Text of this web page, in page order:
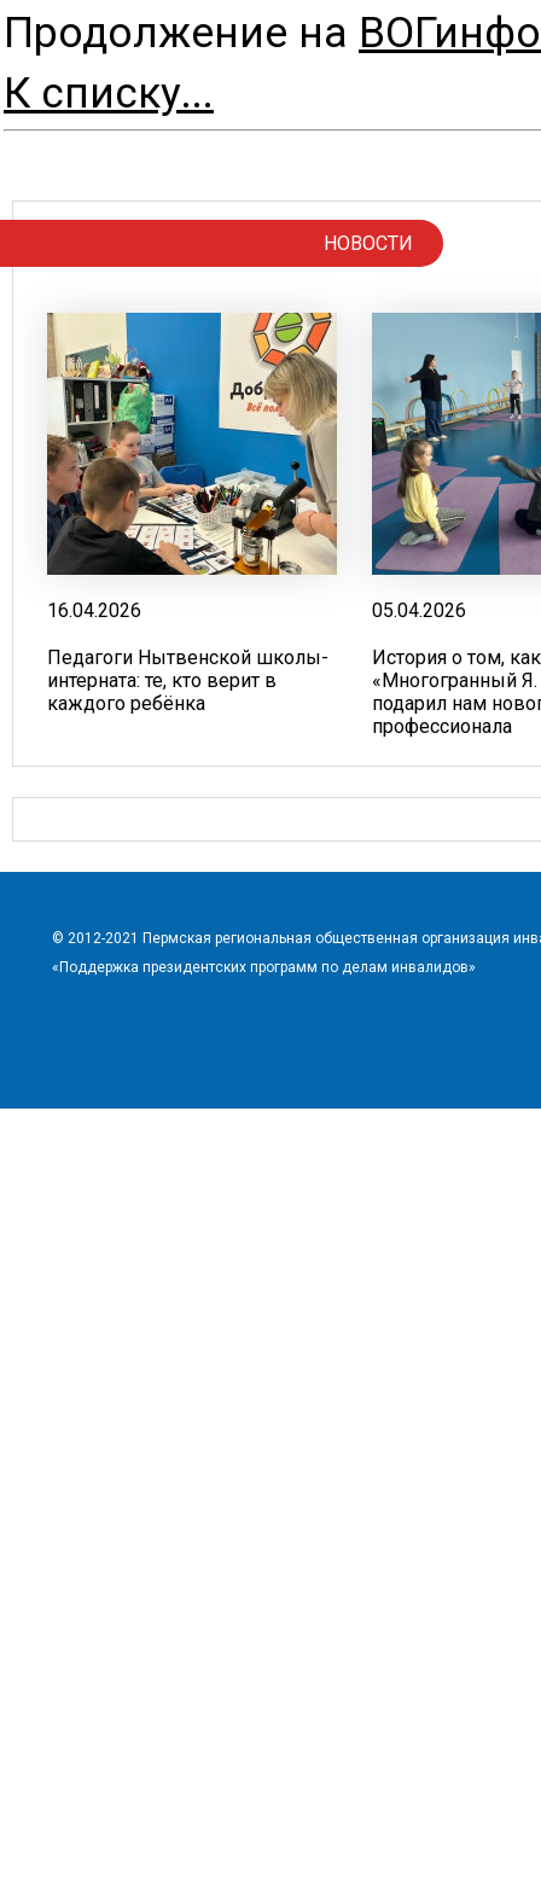
Продолжение на
К списку...
НОВОСТИ
16.04.2026
Педагоги Нытвенской школы-
интерната: те, кто верит в
каждого ребёнка
05.04.2026
История о том,
«Многогранный Я.
подарил нам
профессионала
© 2012-2021 Пермская региональная общественная организация
«Поддержка президентских программ по делам инвалидов»